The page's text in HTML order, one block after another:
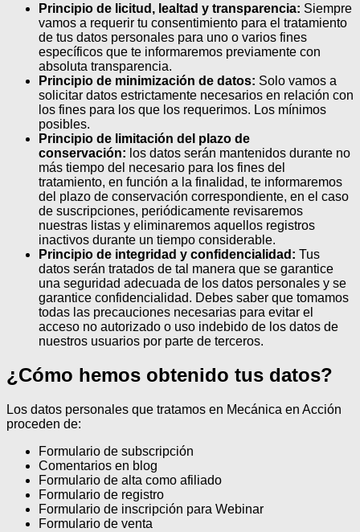
Principio de licitud, lealtad y transparencia: Siempre
vamos a requerir tu consentimiento para el tratamiento
de tus datos personales para uno o varios fines
específicos que te informaremos previamente con
absoluta transparencia.
Principio de minimización de datos: Solo vamos a
solicitar datos estrictamente necesarios en relación con
los fines para los que los requerimos. Los mínimos
posibles.
Principio de limitación del plazo de
conservación: los datos serán mantenidos durante no
más tiempo del necesario para los fines del
tratamiento, en función a la finalidad, te informaremos
del plazo de conservación correspondiente, en el caso
de suscripciones, periódicamente revisaremos
nuestras listas y eliminaremos aquellos registros
inactivos durante un tiempo considerable.
Principio de integridad y confidencialidad: Tus
datos serán tratados de tal manera que se garantice
una seguridad adecuada de los datos personales y se
garantice confidencialidad. Debes saber que tomamos
todas las precauciones necesarias para evitar el
acceso no autorizado o uso indebido de los datos de
nuestros usuarios por parte de terceros.
¿Cómo hemos obtenido tus datos?
Los datos personales que tratamos en Mecánica en Acción
proceden de:
Formulario de subscripción
Comentarios en blog
Formulario de alta como afiliado
Formulario de registro
Formulario de inscripción para Webinar
Formulario de venta